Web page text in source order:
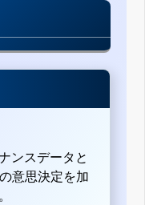
ンスデータと
意思決定を加